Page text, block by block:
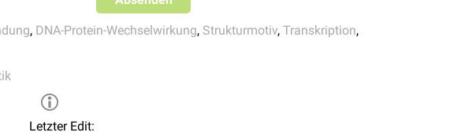
, DNA-Protein-Wechselwirkung, Strukturmotiv, Transkription,
Letzter Edit: